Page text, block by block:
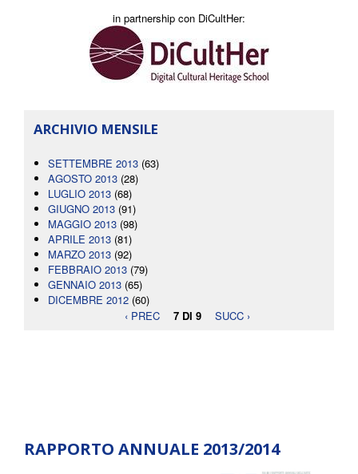
in partnership con DiCultHer:
ARCHIVIO MENSILE
SETTEMBRE 2013 (63)
AGOSTO 2013 (28)
LUGLIO 2013 (68)
GIUGNO 2013 (91)
MAGGIO 2013 (98)
APRILE 2013 (81)
MARZO 2013 (92)
FEBBRAIO 2013 (79)
GENNAIO 2013 (65)
DICEMBRE 2012 (60)
‹ PREC
7 DI 9 SUCC ›
RAPPORTO ANNUALE 2013/2014